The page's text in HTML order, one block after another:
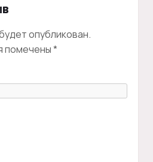
опубликован.
помечены*